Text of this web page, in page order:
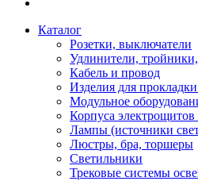
Каталог
Розетки, выключатели
Удлинители,
Кабель и провод
Изделия для
Модульное
Корпуса
Лампы (источники
Люстры, бра, торшеры
Светильники
Трековые системы